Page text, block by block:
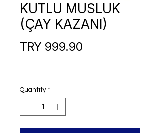
KUTLU MUSLUK
(ÇAY KAZANI)
TRY 999.90
Quantity *